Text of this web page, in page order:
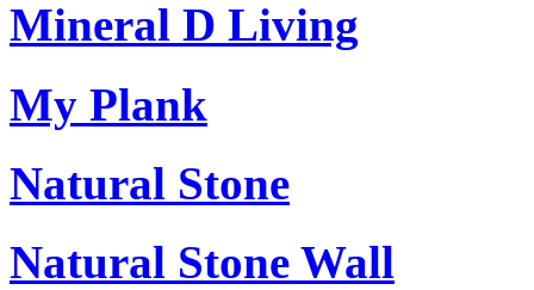
Mineral D Living
My Plank
Natural Stone
Natural Stone Wall